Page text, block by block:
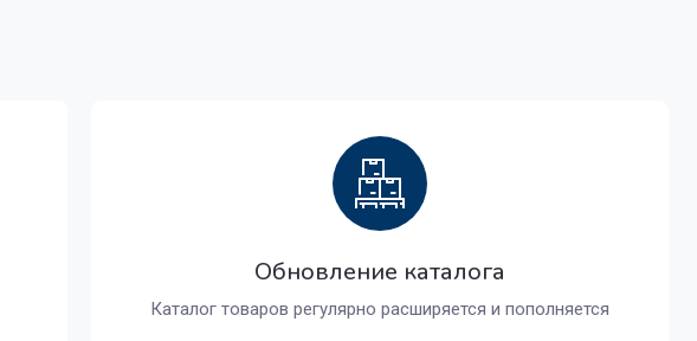
Обновление каталога
Каталог товаров регулярно расширяется и пополняется